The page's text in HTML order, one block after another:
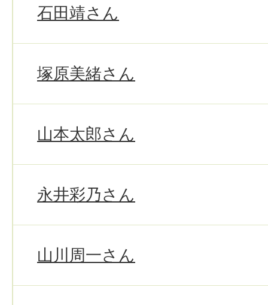
石田靖さん
塚原美緒さん
山本太郎さん
永井彩乃さん
山川周一さん